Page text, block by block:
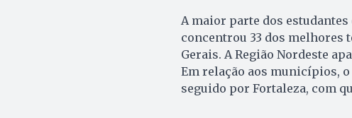
A maior parte dos estudantes
concentrou 33 dos melhores
Gerais. A Região Nordeste
Em relação aos municípios,
seguido por Fortaleza, com